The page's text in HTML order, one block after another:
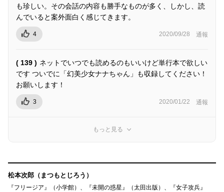
も珍しい。その会話の内容も勝手なものが多く、しかし、読
んでいると案外面白く感じてきます。
4 2020/09/28 通報
( 139 ) ネットでいつでも読めるのもいいけど単行本で欲しい
です ついでに「幻美少女ナナちゃん」も収録してください！
お願いします！
3 2020/01/22 通報
もっと見る
松本次郎（まつもとじろう）
『フリージア』（小学館）、『未開の惑星』（太田出版）、『女子攻兵』